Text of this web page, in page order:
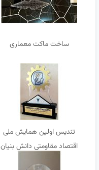
ساخت ماکت معماری
تندیس اولین همایش ملی
اقتصاد مقاومتی دانش بنیان